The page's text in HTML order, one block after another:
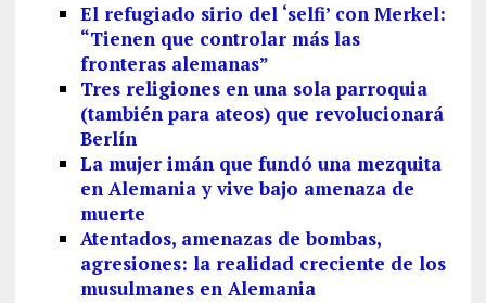
El refugiado sirio del ‘selfi’ con Merkel:
“Tienen que controlar más las
fronteras alemanas”
Tres religiones en una sola parroquia
(también para ateos) que revolucionará
Berlín
La mujer imán que fundó una mezquita
en Alemania y vive bajo amenaza de
muerte
Atentados, amenazas de bombas,
agresiones: la realidad creciente de los
musulmanes en Alemania